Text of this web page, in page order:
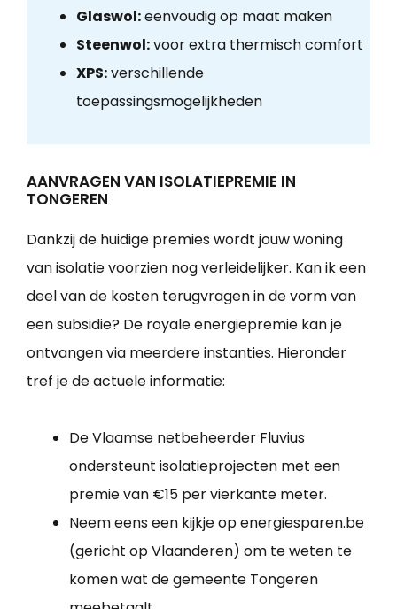
Glaswol:eenvoudig op maat maken
Steenwol:voor extra thermisch comfort
XPS:verschillende
toepassingsmogelijkheden
AANVRAGEN VAN ISOLATIEPREMIE IN
TONGEREN
Dankzij de huidige premies wordt jouw woning
van isolatie voorzien nog verleidelijker. Kan ik een
deel van de kosten terugvragen in de vorm van
een subsidie? De royale energiepremie kan je
ontvangen via meerdere instanties. Hieronder
tref je de actuele informatie:
De Vlaamse netbeheerder Fluvius
ondersteunt isolatieprojecten met een
premie van €15 per vierkante meter.
Neem eens een kijkje op energiesparen.be
(gericht op Vlaanderen) om te weten te
komen wat de gemeente Tongeren